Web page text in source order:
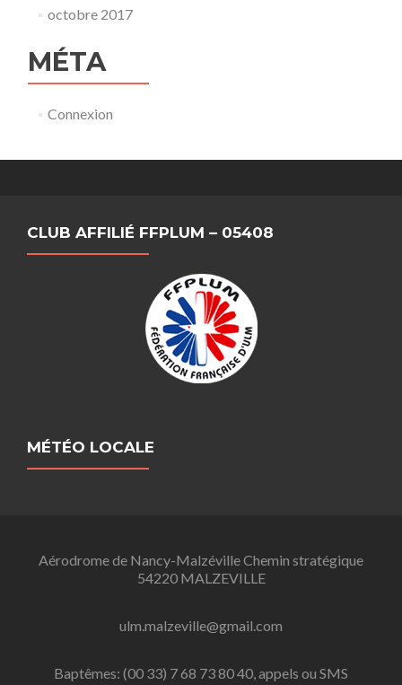
octobre 2017
MÉTA
Connexion
CLUB AFFILIÉ FFPLUM – 05408
MÉTÉO LOCALE
Aérodrome de Nancy-Malzéville Chemin stratégique
54220 MALZEVILLE
ulm.malzeville@gmail.com
Baptêmes: (00 33) 7 68 73 80 40, appels ou SMS